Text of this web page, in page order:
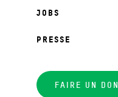
JOBS
PRESSE
FAIRE UN DON